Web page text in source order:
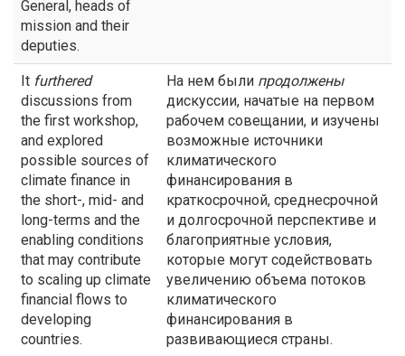
General, heads of
mission and their
deputies.
It furthered
discussions from
the first workshop,
and explored
possible sources of
climate finance in
the short-, mid- and
long-terms and the
enabling conditions
that may contribute
to scaling up climate
financial flows to
developing
countries.
На нем были продолжены
дискуссии, начатые на первом
рабочем совещании, и изучены
возможные источники
климатического
финансирования в
краткосрочной, среднесрочной
и долгосрочной перспективе и
благоприятные условия,
которые могут содействовать
увеличению объема потоков
климатического
финансирования в
развивающиеся страны.